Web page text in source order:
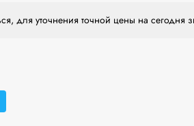
для уточнения точной цены на сегодня